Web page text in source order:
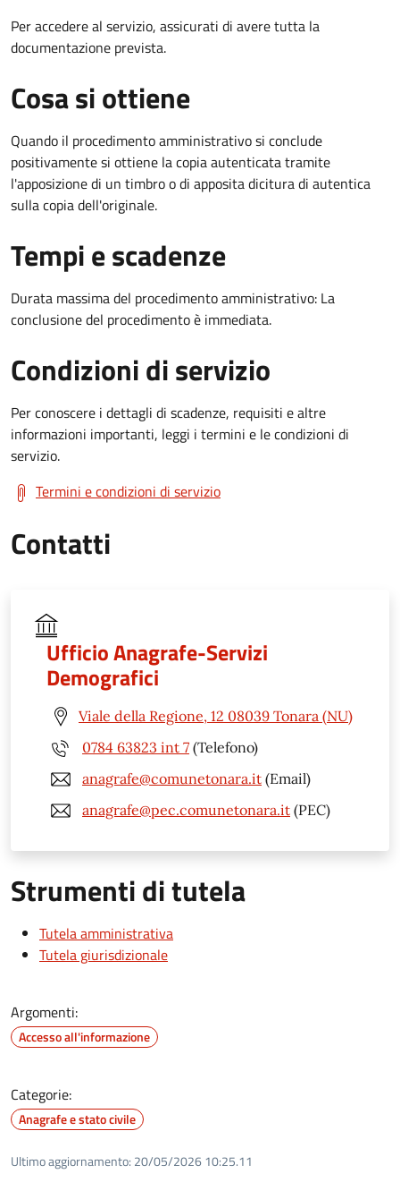
Per accedere al servizio, assicurati di avere tutta la
documentazione prevista.
Cosa si ottiene
Quando il procedimento amministrativo si conclude
positivamente si ottiene la copia autenticata tramite
l'apposizione di un timbro o di apposita dicitura di autentica
sulla copia dell'originale.
Tempi e scadenze
Durata massima del procedimento amministrativo: La
conclusione del procedimento è immediata.
Condizioni di servizio
Per conoscere i dettagli di scadenze, requisiti e altre
informazioni importanti, leggi i termini e le condizioni di
servizio.
Termini e condizioni di servizio
Contatti
Ufficio Anagrafe-Servizi
Demografici
Viale della Regione, 12 08039 Tonara (NU)
0784 63823 int 7 (Telefono)
anagrafe@comunetonara.it (Email)
anagrafe@pec.comunetonara.it (PEC)
Strumenti di tutela
Tutela amministrativa
Tutela giurisdizionale
Argomenti:
Accesso all'informazione
Categorie:
Anagrafe e stato civile
Ultimo aggiornamento: 20/05/2026 10:25.11